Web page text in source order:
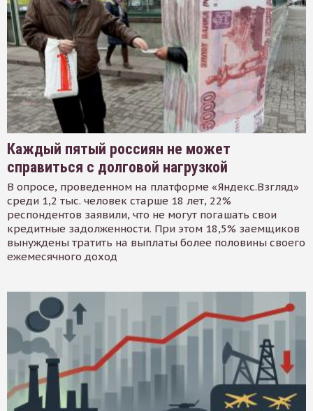
Каждый пятый россиян не может
справиться с долговой нагрузкой
В опросе, проведенном на платформе «Яндекс.Взгляд»
среди 1,2 тыс. человек старше 18 лет, 22%
респондентов заявили, что не могут погашать свои
кредитные задолженности. При этом 18,5% заемщиков
вынуждены тратить на выплаты более половины своего
ежемесячного доход